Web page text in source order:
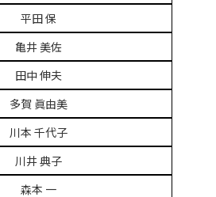
平田 保
亀井 美佐
田中 伸夫
多賀 眞由美
川本 千代子
川井 典子
森本 一